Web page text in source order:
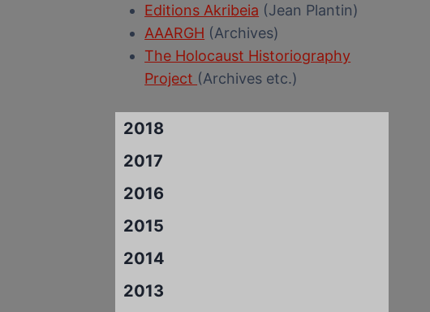
Editions Akribeia (Jean Plantin)
AAARGH (Archives)
The Holocaust Historiography
Project (Archives etc.)
2018
2017
2016
2015
2014
2013